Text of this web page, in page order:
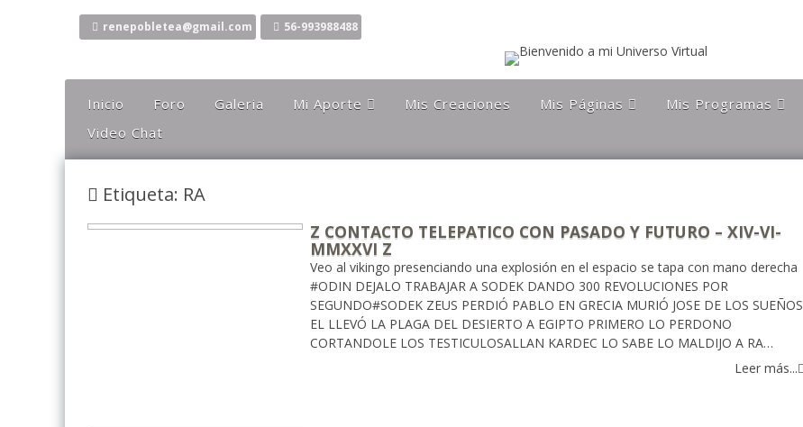
renepobletea@gmail.com 56-993988488
Inicio Foro Galeria Mi Aporte
Comentarios
El Canto De La Lira
Ideas
Mis Karaokes
Sugerencias
Opiniones
Mis Creaciones Mis Páginas
Chileno
Orgulloso de ser
Magallanico
Patagonia Rebelde
Propiedades Poblete
Mis Programas
Charla Austral
Video Chat
Etiqueta: RA
Z CONTACTO TELEPATICO CON PASADO Y FUTURO – XIV-VI-
MMXXVI Z
Veo al vikingo presenciando una explosión en el espacio se tapa con mano derecha
#ODIN DEJALO TRABAJAR A SODEK DANDO 300 REVOLUCIONES POR
SEGUNDO#SODEK ZEUS PERDIÓ PABLO EN GRECIA MURIÓ JOSE DE LOS SUEÑOS
EL LLEVÓ LA PLAGA DEL DESIERTO A EGIPTO PRIMERO LO PERDONO
CORTANDOLE LOS TESTICULOSALLAN KARDEC LO SABE LO MALDIJO A RA…
Leer más...